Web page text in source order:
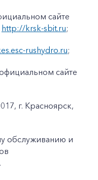
сайте
http://krsk-sbit.ru;
rushydro.ru;
сайте
г. Красноярск,
обслуживанию и